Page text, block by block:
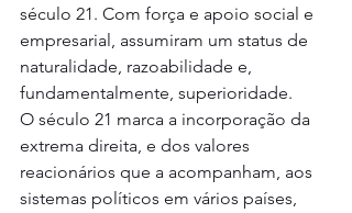
século 21. Com força e apoio social e
empresarial, assumiram um status de
naturalidade, razoabilidade e,
fundamentalmente, superioridade.
O século 21 marca a incorporação da
extrema direita, e dos valores
reacionários que a acompanham, aos
sistemas políticos em vários países,